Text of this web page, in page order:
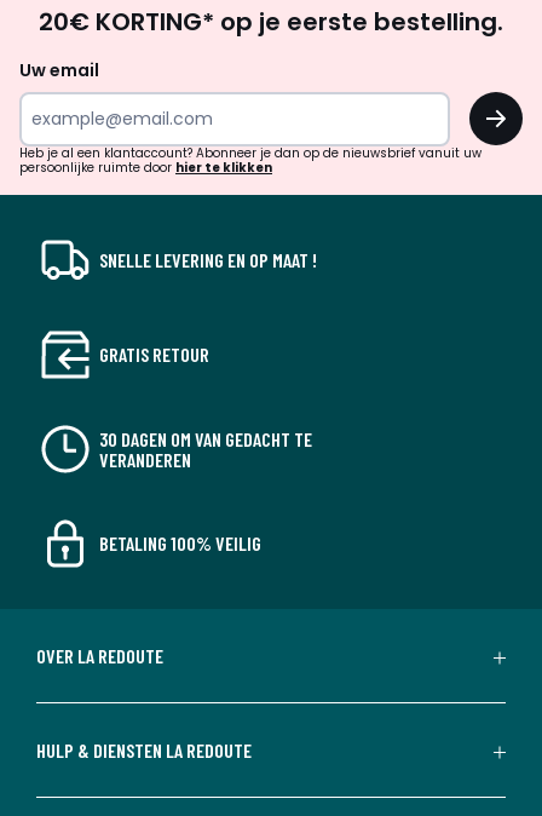
zoek
inspiratie
verrassingen?
20€ KORTING* op je eerste bestelling.
Uw email
OK
Heb je al een klantaccount? Abonneer je dan op de nieuwsbrief vanuit uw
persoonlijke ruimte door hier te klikken
SNELLE LEVERING EN OP MAAT !
GRATIS RETOUR
30 DAGEN OM VAN GEDACHT TE
VERANDEREN
BETALING 100% VEILIG
OVER LA REDOUTE
HULP & DIENSTEN LA REDOUTE